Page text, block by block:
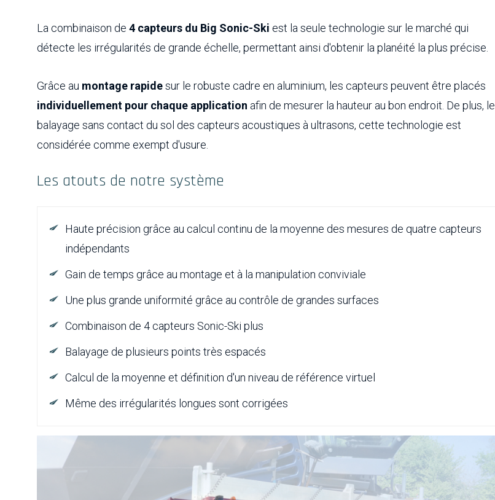
La combinaison de 4 capteurs du Big Sonic-Ski est la seule technologie sur le marché qui
détecte les irrégularités de grande échelle, permettant ainsi d'obtenir la planéité la plus précise.
Grâce au montage rapidesur le robuste cadre en aluminium, les capteurs peuvent être placés
individuellement pour chaque application afin de mesurer la hauteur au bon endroit. De plus, le
balayage sans contact du sol des capteurs acoustiques à ultrasons, cette technologie est
considérée comme exempt d'usure.
Les atouts de notre système
Haute précision grâce au calcul continu de la moyenne des mesures de quatre capteurs
indépendants
Gain de temps grâce au montage et à la manipulation conviviale
Une plus grande uniformité grâce au contrôle de grandes surfaces
Combinaison de 4 capteurs Sonic-Ski plus
Balayage de plusieurs points très espacés
Calcul de la moyenne et définition d'un niveau de référence virtuel
Même des irrégularités longues sont corrigées